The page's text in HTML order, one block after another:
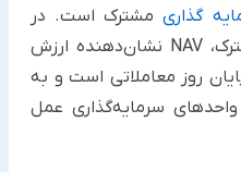
گذاریمشترک است. در
صندوق‌های سرمایه‌گذاری مشترک، NAV نشان‌دهنده ارزش
روز معاملاتی است و به
سرمایه‌گذاری عمل